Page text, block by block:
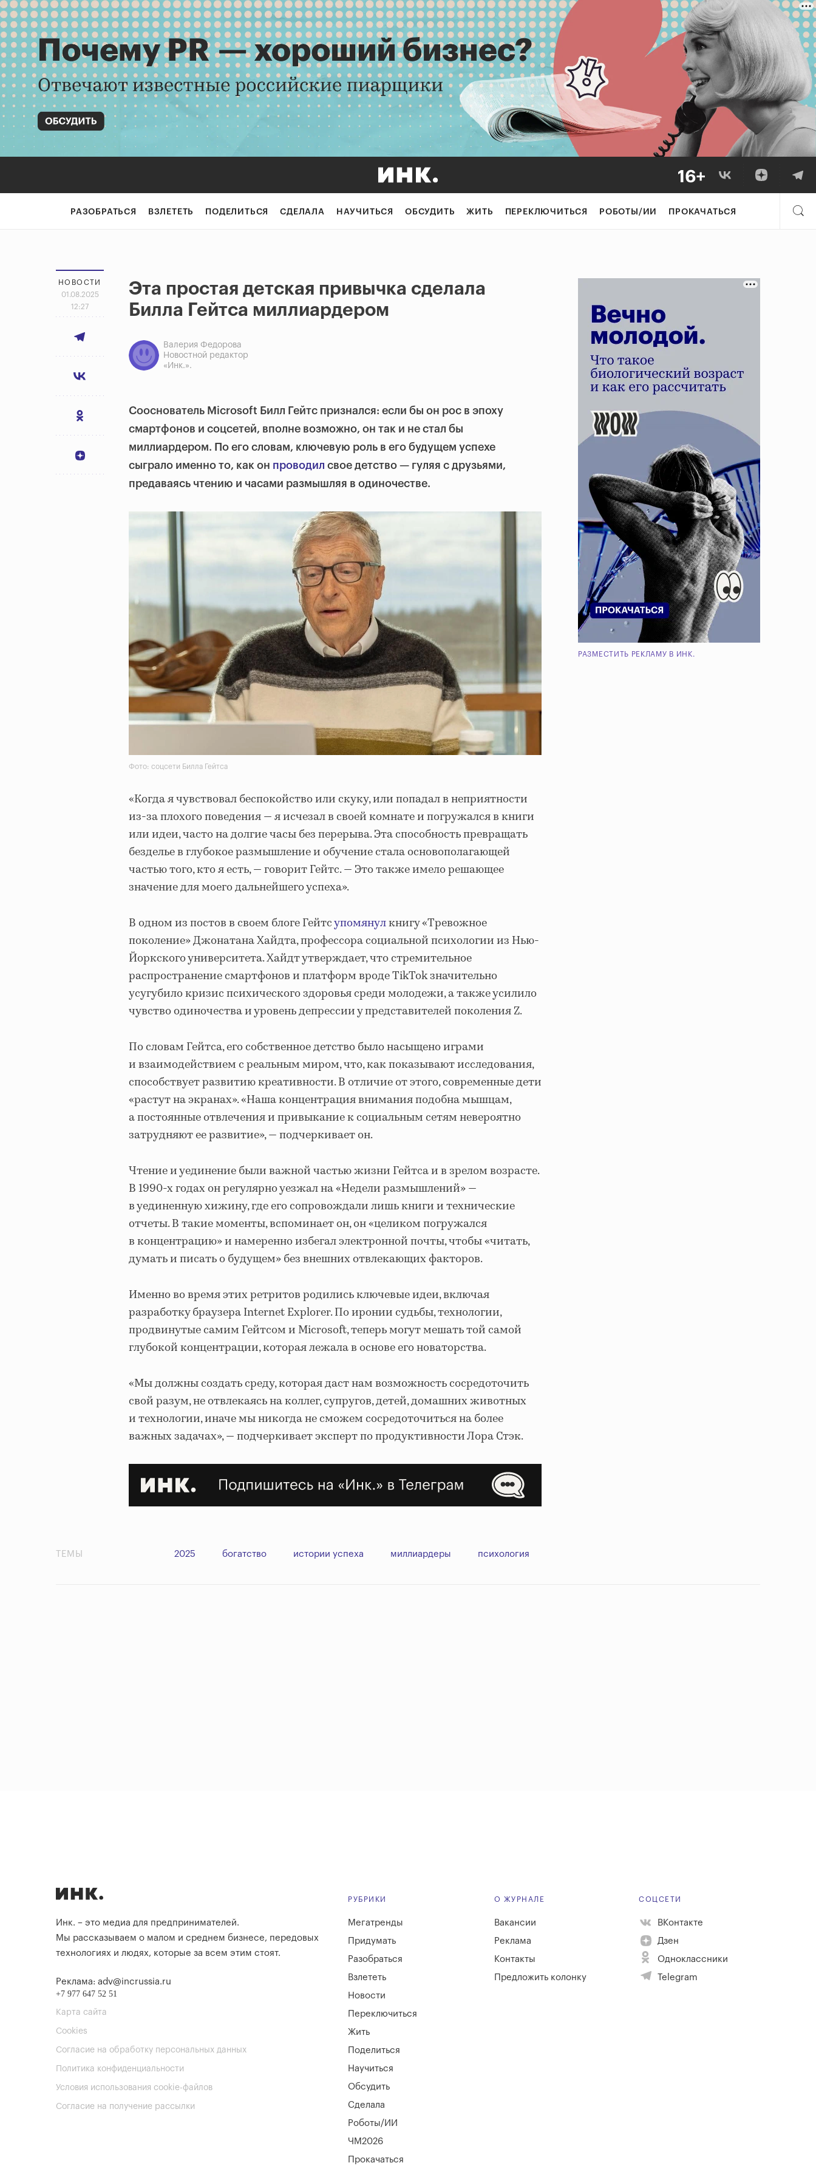
РАЗОБРАТЬСЯ ВЗЛЕТЕТЬ ПОДЕЛИТЬСЯ СДЕЛАЛА НАУЧИТЬСЯ ОБСУДИТЬ ЖИТЬ ПЕРЕКЛЮЧИТЬСЯ РОБОТЫ/ИИ ПРОКАЧАТЬСЯ
НОВОСТИ
01.08.2025
12:27
Эта простая детская привычка сделала
Билла Гейтса миллиардером
Валерия Федорова
Новостной редактор
«Инк.».
Сооснователь Microsoft Билл Гейтс признался: если бы он рос в эпоху
смартфонов и соцсетей, вполне возможно, он так и не стал бы
миллиардером. По его словам, ключевую роль в его будущем успехе
сыграло именно то, как он проводил свое детство — гуляя с друзьями,
предаваясь чтению и часами размышляя в одиночестве.
Фото: соцсети Билла Гейтса
«Когда я чувствовал беспокойство или скуку, или попадал в неприятности
из-за плохого поведения — я исчезал в своей комнате и погружался в книги
или идеи, часто на долгие часы без перерыва. Эта способность превращать
безделье в глубокое размышление и обучение стала основополагающей
частью того, кто я есть, — говорит Гейтс. — Это также имело решающее
значение для моего дальнейшего успеха».
В одном из постов в своем блоге Гейтсупомянулкнигу «Тревожное
поколение» Джонатана Хайдта, профессора социальной психологии из Нью-
Йоркского университета. Хайдт утверждает, что стремительное
распространение смартфонов и платформ вроде TikTok значительно
усугубило кризис психического здоровья среди молодежи, а также усилило
чувство одиночества и уровень депрессии у представителей поколения Z.
По словам Гейтса, его собственное детство было насыщено играми
и взаимодействием с реальным миром, что, как показывают исследования,
способствует развитию креативности. В отличие от этого, современные дети
«растут на экранах». «Наша концентрация внимания подобна мышцам,
а постоянные отвлечения и привыкание к социальным сетям невероятно
затрудняют ее развитие», — подчеркивает он.
Чтение и уединение были важной частью жизни Гейтса и в зрелом возрасте.
В 1990-х годах он регулярно уезжал на «Недели размышлений» —
в уединенную хижину, где его сопровождали лишь книги и технические
отчеты. В такие моменты, вспоминает он, он «целиком погружался
в концентрацию» и намеренно избегал электронной почты, чтобы «читать,
думать и писать о будущем» без внешних отвлекающих факторов.
Именно во время этих ретритов родились ключевые идеи, включая
разработку браузера Internet Explorer. По иронии судьбы, технологии,
продвинутые самим Гейтсом и Microsoft, теперь могут мешать той самой
глубокой концентрации, которая лежала в основе его новаторства.
«Мы должны создать среду, которая даст нам возможность сосредоточить
свой разум, не отвлекаясь на коллег, супругов, детей, домашних животных
и технологии, иначе мы никогда не сможем сосредоточиться на более
важных задачах», — подчеркивает эксперт по продуктивности Лора Стэк.
РАЗМЕСТИТЬ РЕКЛАМУ В ИНК.
ТЕМЫ 2025 богатство истории успеха миллиардеры психология
Инк. – это медиа для предпринимателей.
Мы рассказываем о малом и среднем бизнесе, передовых
технологиях и людях, которые за всем этим стоят.
Реклама: adv@incrussia.ru
+7 977 647 52 51
Карта сайта
Cookies
Согласие на обработку персональных данных
Политика конфиденциальности
Условия использования cookie-файлов
Согласие на получение рассылки
РУБРИКИ
Мегатренды
Придумать
Разобраться
Взлететь
Новости
Переключиться
Жить
Поделиться
Научиться
Обсудить
Сделала
Роботы/ИИ
ЧМ2026
Прокачаться
О ЖУРНАЛЕ
Вакансии
Реклама
Контакты
Предложить колонку
СОЦСЕТИ
ВКонтакте
Дзен
Одноклассники
Telegram